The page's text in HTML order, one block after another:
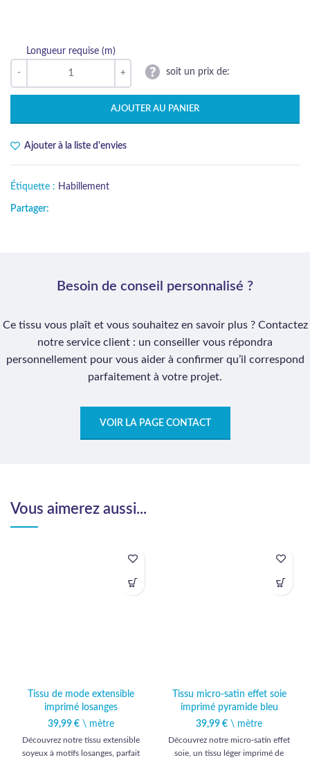
Longueur requise (m)
soit un prix de:
AJOUTER AU PANIER
Ajouter à la liste d'envies
Étiquette : Habillement
Partager:
Besoin de conseil personnalisé ?
Ce tissu vous plaît et vous souhaitez en savoir plus ? Contactez
notre service client : un conseiller vous répondra
personnellement pour vous aider à confirmer qu’il correspond
parfaitement à votre projet.
VOIR LA PAGE CONTACT
Vous aimerez aussi...
Tissu de mode extensible
imprimé losanges
39,99 € \ mètre
Découvrez notre tissu extensible
soyeux à motifs losanges, parfait
Tissu micro-satin effet soie
imprimé pyramide bleu
39,99 € \ mètre
Découvrez notre micro-satin effet
soie, un tissu léger imprimé de